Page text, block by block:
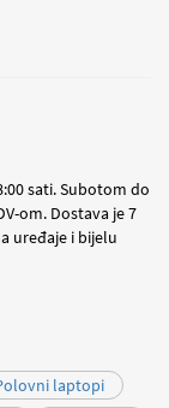
sati. Subotom do
om. Dostava je 7
uređaje i bijelu
laptopi